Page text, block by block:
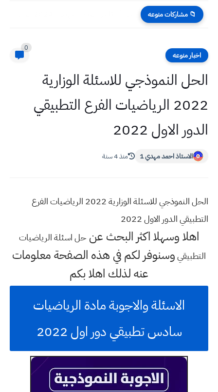
📁 مشاركات منوعه
اخبار منوعه
0
الحل النموذجي للاسئلة الوزارية
2022 الرياضيات الفرع التطبيقي
الدور الاول 2022
الاستاذ احمد مهدي 1 منذ 4 سنة
الحل النموذجي للاسئلة الوزارية 2022 الرياضيات الفرع
التطبيقي الدور الاول 2022
اهلا وسهلا اكثر البحث عن حل اسئلة الرياضيات
التطبيقيوسنوفر لكم في هذه الصفحة معلومات
عنه لذلك اهلا بكم
الاسئلة والاجوبة مادة الرياضيات
سادس تطبيقي دور اول 2022